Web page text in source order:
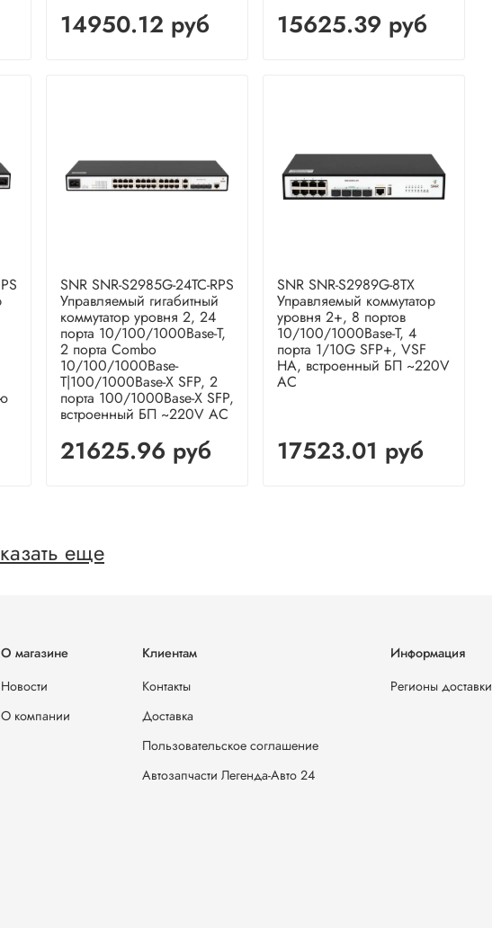
14950.12 руб 15625.39 руб
SNR SNR-S2985G-24TC-RPS
Управляемый гигабитный
коммутатор уровня 2, 24
порта 10/100/1000Base-T,
2 порта Combo
10/100/1000Base-
T|100/1000Base-X SFP, 2
порта 100/1000Base-X SFP,
встроенный БП ~220V AC
21625.96 руб
SNR SNR-S2989G-8TX
Управляемый коммутатор
уровня 2+, 8 портов
10/100/1000Base-T, 4
порта 1/10G SFP+, VSF
HA, встроенный БП ~220V
AC
17523.01 руб
еще
О магазине
Новости
О компании
Клиентам
Контакты
Доставка
Пользовательское соглашение
Автозапчасти Легенда-Авто 24
Информация
Регионы доставки